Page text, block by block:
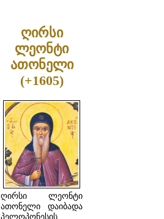
ღირსი
ლეონტი
ათონელი
(+1605)
ღირსი ლეონტი
ათონელი დაიბადა
პელოპონესის